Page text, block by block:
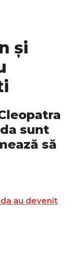
și
sunt
să